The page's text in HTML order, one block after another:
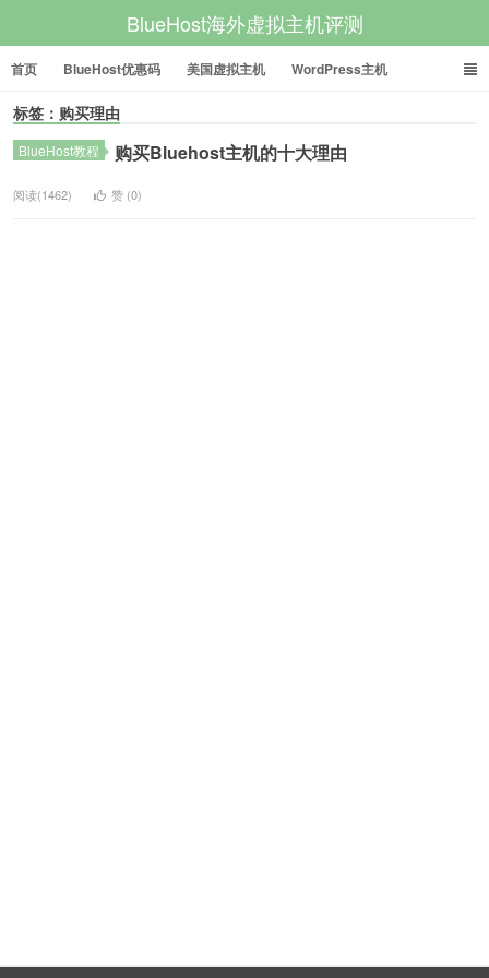
BlueHost海外虚拟主机评测
首页 BlueHost优惠码 美国虚拟主机 WordPress主机
美国VPS 美国服务器
标签：购买理由
BlueHost教程 购买Bluehost主机的十大理由
阅读(1462) 赞 (0)